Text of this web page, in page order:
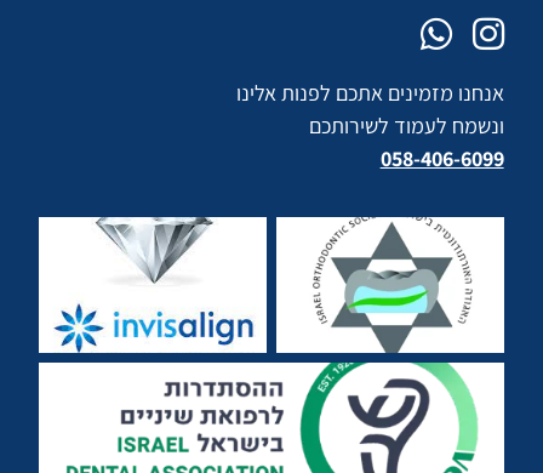
אנחנו מזמינים אתכם לפנות אלינו
ונשמח לעמוד לשירותכם
058-406-6099